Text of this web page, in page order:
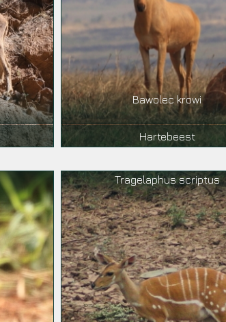
Bawolec krowi
Hartebeest
Tragelaphus scriptus